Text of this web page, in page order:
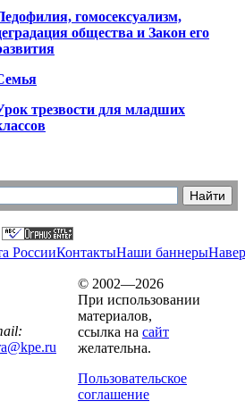
гомосексуализм,
общества и Закон его
трезвости для младших
РоссииКонтактыНаши баннеры
© 2002—2026
При использовании
материалов,
ссылка на сайт
желательна.
Пользовательское
соглашение